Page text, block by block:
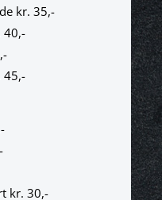
kr. 35,-
40,-
45,-
kr. 30,-